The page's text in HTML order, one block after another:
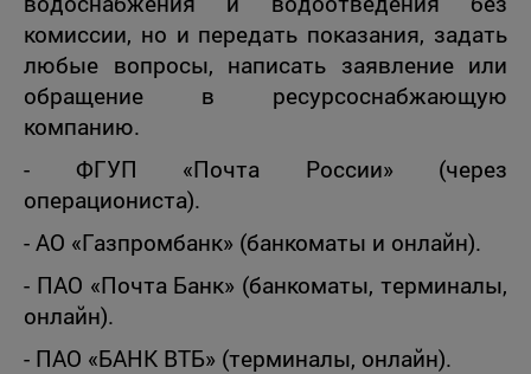
комиссии, но и передать показания, задать
любые вопросы, написать заявление или
обращение в ресурсоснабжающую
компанию.
- ФГУП «Почта России» (через
операциониста).
- АО «Газпромбанк» (банкоматы и онлайн).
- ПАО «Почта Банк» (банкоматы, терминалы,
онлайн).
- ПАО «БАНК ВТБ» (терминалы, онлайн).